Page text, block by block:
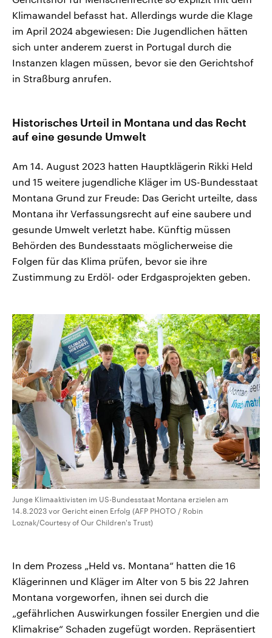
Klimawandel befasst hat. Allerdings wurde die Klage
im April 2024 abgewiesen: Die Jugendlichen hätten
sich unter anderem zuerst in Portugal durch die
Instanzen klagen müssen, bevor sie den Gerichtshof
in Straßburg anrufen.
Historisches Urteil in Montana und das Recht
auf eine gesunde Umwelt
Am 14. August 2023 hatten Hauptklägerin Rikki Held
und 15 weitere jugendliche Kläger im US-Bundesstaat
Montana Grund zur Freude: Das Gericht urteilte, dass
Montana ihr Verfassungsrecht auf eine saubere und
gesunde Umwelt verletzt habe. Künftig müssen
Behörden des Bundesstaats möglicherweise die
Folgen für das Klima prüfen, bevor sie ihre
Zustimmung zu Erdöl- oder Erdgasprojekten geben.
Junge Klimaaktivisten im US-Bundesstaat Montana erzielen am
14.8.2023 vor Gericht einen Erfolg (AFP PHOTO / Robin
Loznak/Courtesy of Our Children's Trust)
In dem Prozess „Held vs. Montana“ hatten die 16
Klägerinnen und Kläger im Alter von 5 bis 22 Jahren
Montana vorgeworfen, ihnen sei durch die
„gefährlichen Auswirkungen fossiler Energien und die
Klimakrise“ Schaden zugefügt worden. Repräsentiert